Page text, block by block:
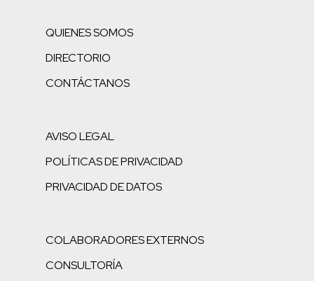
QUIENES SOMOS
DIRECTORIO
CONTÁCTANOS
AVISO LEGAL
POLÍTICAS DE PRIVACIDAD
PRIVACIDAD DE DATOS
COLABORADORES EXTERNOS
CONSULTORÍA